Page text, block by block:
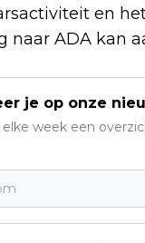
en
naar ADA kan
je op onze
week een